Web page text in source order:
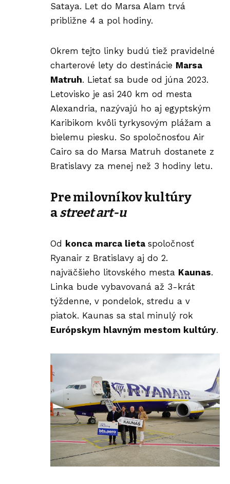
Sataya. Let do Marsa Alam trvá
približne 4 a pol hodiny.
Okrem tejto linky budú tiež pravidelné
charterové lety do destinácie Marsa
Matruh. Lietať sa bude od júna 2023.
Letovisko je asi 240 km od mesta
Alexandria, nazývajú ho aj egyptským
Karibikom kvôli tyrkysovým plážam a
bielemu piesku. So spoločnosťou Air
Cairo sa do Marsa Matruh dostanete z
Bratislavy za menej než 3 hodiny letu.
Pre milovníkov kultúry
astreet art-u
Od konca marca lieta spoločnosť
Ryanair z Bratislavy aj do 2.
najväčšieho litovského mesta Kaunas.
Linka bude vybavovaná až 3-krát
týždenne, v pondelok, stredu a v
piatok. Kaunas sa stal minulý rok
Európskym hlavným mestom kultúry.